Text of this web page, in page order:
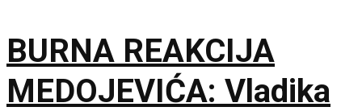
BURNA REAKCIJA
MEDOJEVIĆA: Vladika